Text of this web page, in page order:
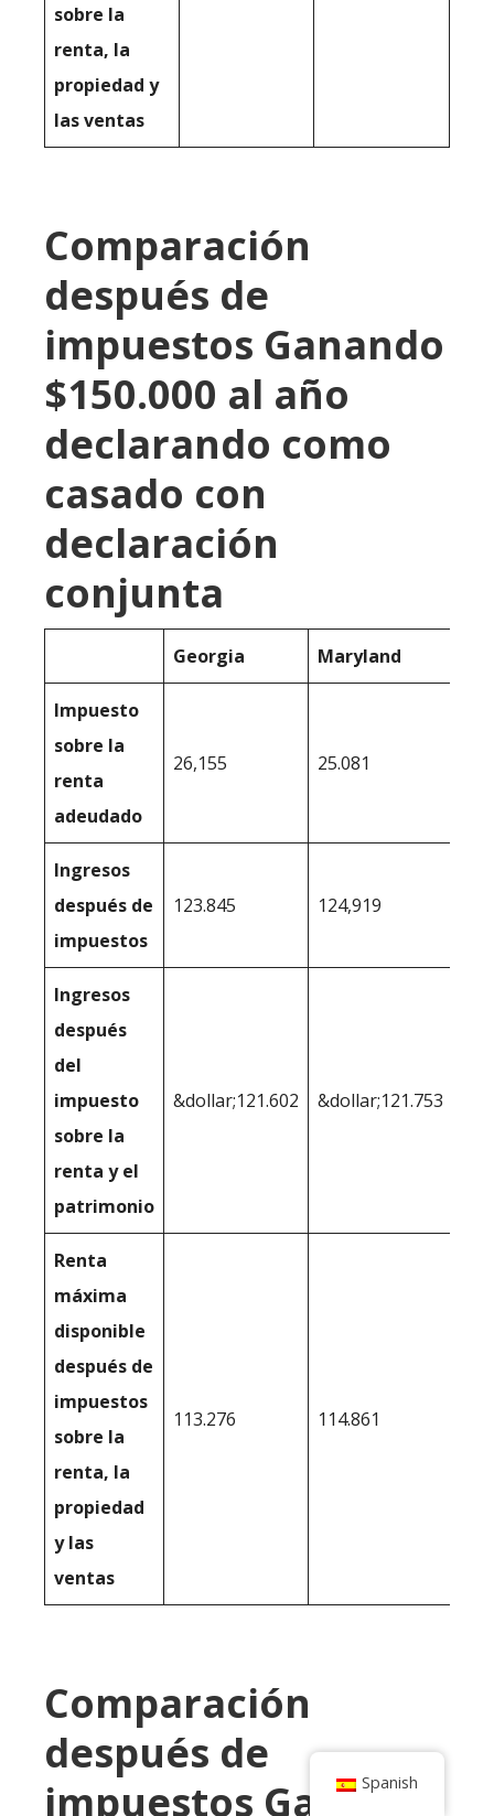
sobre la
renta, la
propiedad y
las ventas
Comparación
después de
impuestos Ganando
$150.000 al año
declarando como
casado con
declaración
conjunta
Georgia Maryland
Impuesto
sobre la
renta
adeudado
26,155 25.081
Ingresos
después de
impuestos
123.845 124,919
Ingresos
después
del
impuesto
sobre la
renta y el
patrimonio
&dollar;121.602 &dollar;121.753
Renta
máxima
disponible
después de
impuestos
sobre la
renta, la
propiedad
y las
ventas
113.276 114.861
Comparación
después de
impuestos Ganando
Spanish